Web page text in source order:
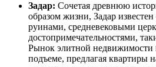
Задар: Сочетая древнюю
образом жизни, Задар
руинами, средневековыми
достопримечательностями,
Рынок элитной недвижимости
подъеме, предлагая квартиры